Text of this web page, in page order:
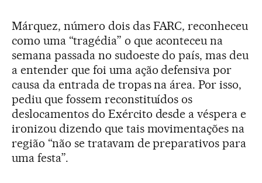
Márquez, número dois das FARC, reconheceu
como uma “tragédia” o que aconteceu na
semana passada no sudoeste do país, mas deu
a entender que foi uma ação defensiva por
causa da entrada de tropas na área. Por isso,
pediu que fossem reconstituídos os
deslocamentos do Exército desde a véspera e
ironizou dizendo que tais movimentações na
região “não se tratavam de preparativos para
uma festa”.